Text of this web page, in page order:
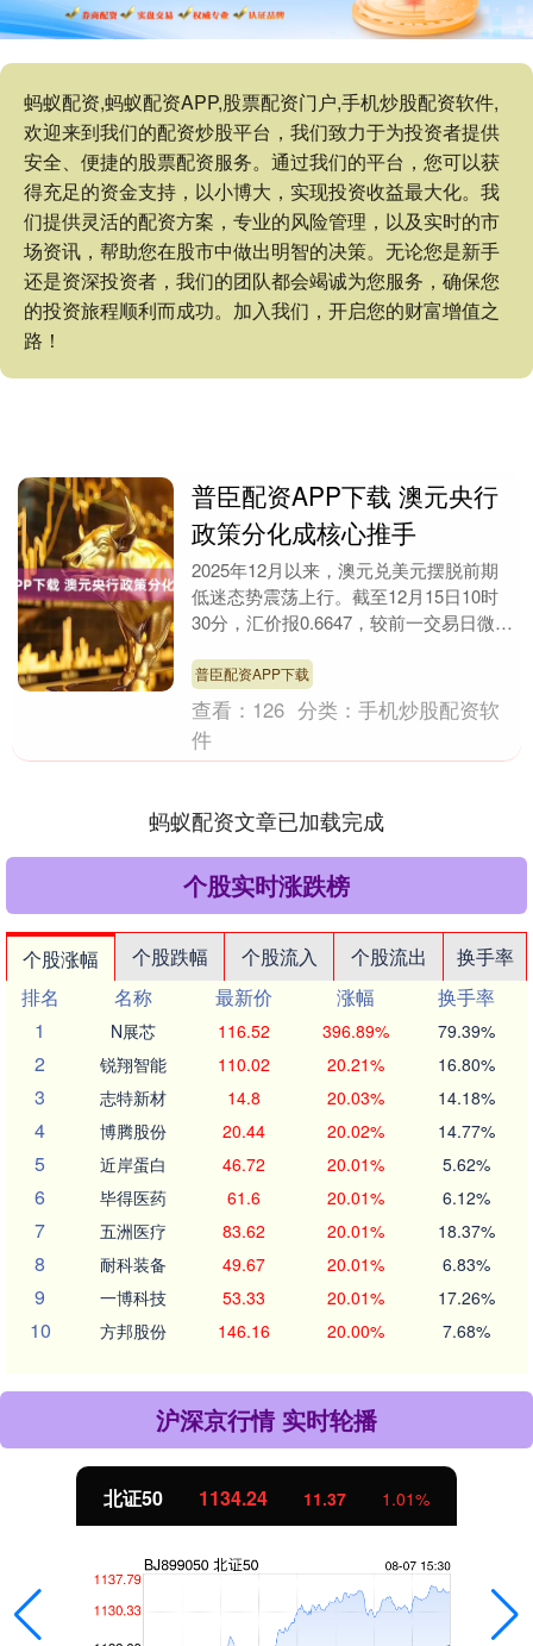
蚂蚁配资,蚂蚁配资APP,股票配资门户,手机炒股配资软件,
欢迎来到我们的配资炒股平台，我们致力于为投资者提供
安全、便捷的股票配资服务。通过我们的平台，您可以获
得充足的资金支持，以小博大，实现投资收益最大化。我
们提供灵活的配资方案，专业的风险管理，以及实时的市
场资讯，帮助您在股市中做出明智的决策。无论您是新手
还是资深投资者，我们的团队都会竭诚为您服务，确保您
的投资旅程顺利而成功。加入我们，开启您的财富增值之
路！
普臣配资APP下载 澳元央行
政策分化成核心推手
2025年12月以来，澳元兑美元摆脱前期
低迷态势震荡上行。截至12月15日10时
30分，汇价报0.6647，较前一交易日微涨
普臣配资APP下载
查看： 126 分类：手机炒股配资软
件
蚂蚁配资文章已加载完成
个股实时涨跌榜
个股涨幅 个股跌幅 个股流入 个股流出
换手率
排名
名称 最新价 涨幅
换手率
1
N展芯 116.52 396.89% 79.39%
2 锐翔智能 110.02 20.21% 16.80%
3 志特新材 14.8 20.03% 14.18%
4 博腾股份 20.44 20.02% 14.77%
5 近岸蛋白 46.72 20.01% 5.62%
6 毕得医药 61.6 20.01% 6.12%
7 五洲医疗 83.62 20.01% 18.37%
8 耐科装备 49.67 20.01% 6.83%
9 一博科技 53.33 20.01% 17.26%
10 方邦股份 146.16 20.00% 7.68%
沪深京行情 实时轮播
北证50 1134.24 11.37 1.01%